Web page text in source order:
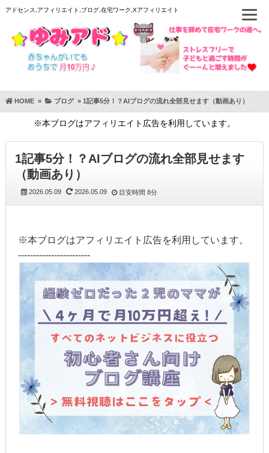
アドセンス,アフィリエイト,ブログ,在宅ワーク,Xアフィリエイト
HOME» ブログ» 1記事5分！？AIブログの流れ全部見せます（動画あり）
※本ブログはアフィリエイト広告を利用しています。
1記事5分！？AIブログの流れ全部見せます
（動画あり）
2026.05.09 2026.05.09 目安時間 8分
※本ブログはアフィリエイト広告を利用しています。
------------------------